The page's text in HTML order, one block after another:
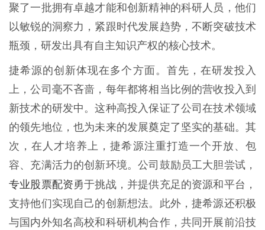
聚了一批拥有卓越才能和创新精神的科研人员，他们
以敏锐的洞察力，紧跟时代发展趋势，不断突破技术
瓶颈，研发出具有自主知识产权的核心技术。
捷希源的创新体现在多个方面。首先，在研发投入
上，公司毫不吝啬，每年都将相当比例的营收投入到
新技术的研发中。这种高投入保证了公司在技术领域
的领先地位，也为未来的发展奠定了坚实的基础。其
次，在人才培养上，捷希源注重打造一个开放、包
容、充满活力的创新环境。公司鼓励员工大胆尝试，
专业股票配资勇于挑战，并提供充足的资源和平台，
支持他们实现自己的创新想法。此外，捷希源还积极
与国内外知名高校和科研机构合作，共同开展前沿技